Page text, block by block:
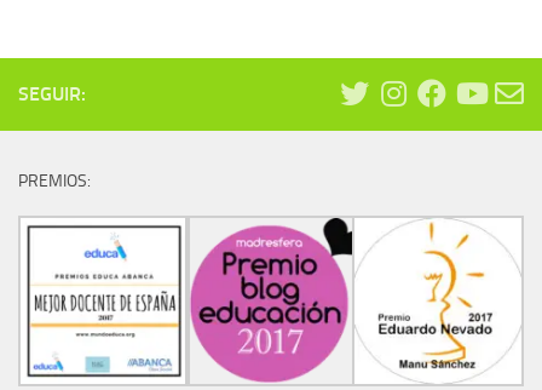
SEGUIR:
PREMIOS: